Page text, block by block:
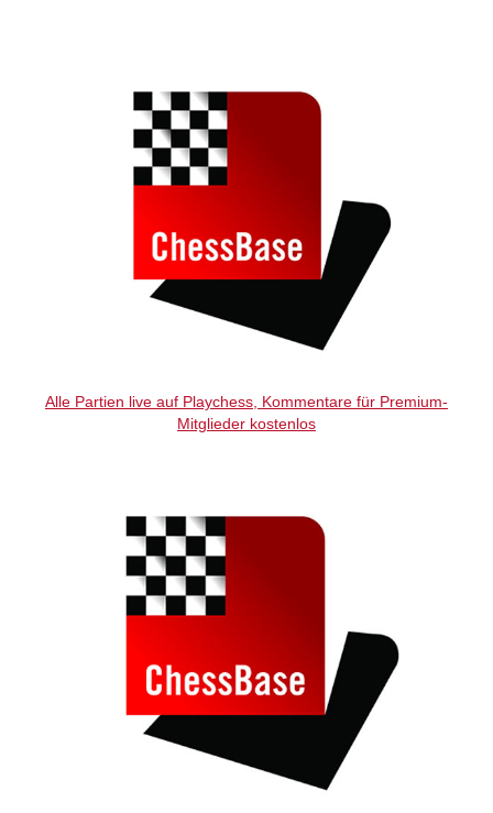
Alle Partien live auf Playchess, Kommentare für Premium-
Mitglieder kostenlos